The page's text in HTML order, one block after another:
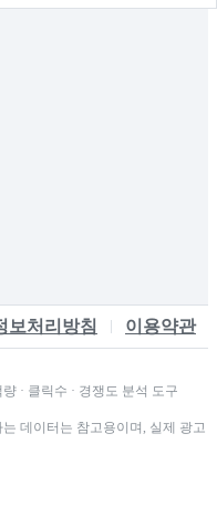
보처리방침 이용약관
· 클릭수 · 경쟁도 분석 도구
데이터는 참고용이며, 실제 광고